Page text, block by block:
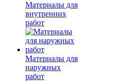
Материалы для
внутренних
работ
Материалы для
наружных
работ